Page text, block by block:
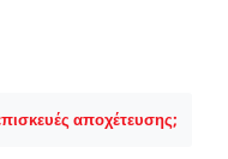
αποχέτευσης;